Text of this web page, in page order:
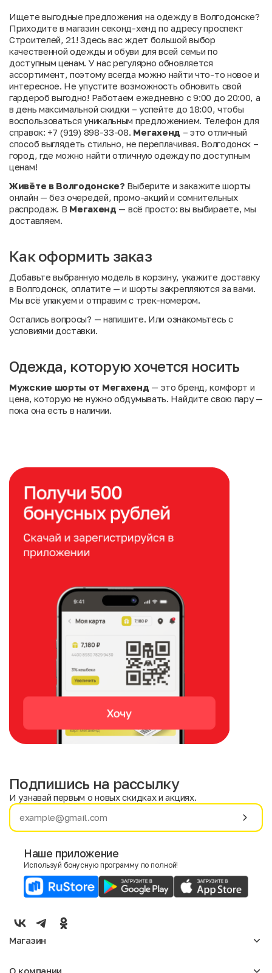
Ищете выгодные предложения на одежду в Волгодонске?
Приходите в магазин секонд-хенд по адресу проспект
Строителей, 21! Здесь вас ждет большой выбор
качественной одежды и обуви для всей семьи по
доступным ценам. У нас регулярно обновляется
ассортимент, поэтому всегда можно найти что-то новое и
интересное. Не упустите возможность обновить свой
гардероб выгодно! Работаем ежедневно с 9:00 до 20:00, а
в день максимальной скидки – успейте до 18:00, чтобы
воспользоваться уникальным предложением. Телефон для
справок: +7 (919) 898-33-08. Мегахенд – это отличный
способ выглядеть стильно, не переплачивая. Волгодонск –
город, где можно найти отличную одежду по доступным
ценам!
Живёте в Волгодонске? Выберите и закажите шорты
онлайн — без очередей, промо-акций и сомнительных
распродаж. В Мегахенд — всё просто: вы выбираете, мы
доставляем.
Как оформить заказ
Добавьте выбранную модель в корзину, укажите доставку
в Волгодонск, оплатите — и шорты закрепляются за вами.
Мы всё упакуем и отправим с трек-номером.
Остались вопросы? — напишите. Или ознакомьтесь с
условиями доставки.
Одежда, которую хочется носить
Мужские шорты от Мегахенд — это бренд, комфорт и
цена, которую не нужно обдумывать. Найдите свою пару —
пока она есть в наличии.
Имя
E-mail
Мужской
Подпишись на рассылку
И узнавай первым о новых скидках и акциях.
Наше приложение
Используй бонусную программу по полной!
Магазин
О компании